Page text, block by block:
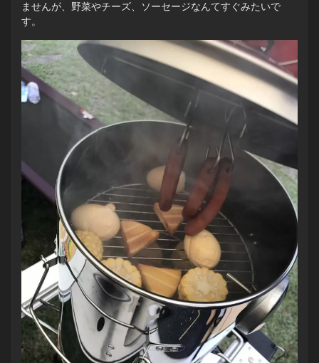
ませんが、野菜やチーズ、ソーセージなんてすぐみたいで
す。